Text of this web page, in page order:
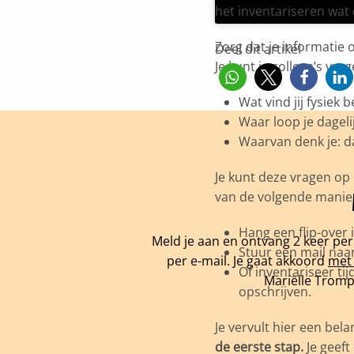
het inventariseren wat
Zorg dat je informatie
Je kunt je collega’s
Wat vind jij fysiek
Waar loop je
Waarvan denk je:
Je kunt deze vragen
van de volgende
Hang een flip-
Stuur een mail
Of inventariseer
opschrijven.
Je vervult hier een
de eerste stap. Je
Deel dit artikel
Meld je aan en ontvang 2 keer
per e-mail. Je gaat akkoord
Mariëlle